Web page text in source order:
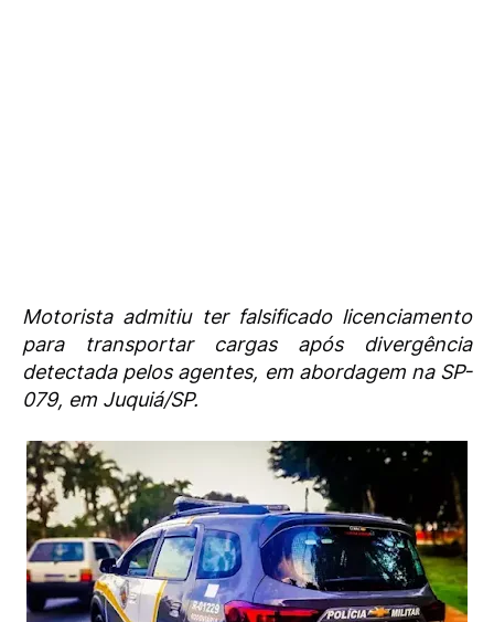
Motorista admitiu ter falsificado licenciamento
para transportar cargas após divergência
detectada pelos agentes, em abordagem na SP-
079, em Juquiá/SP.